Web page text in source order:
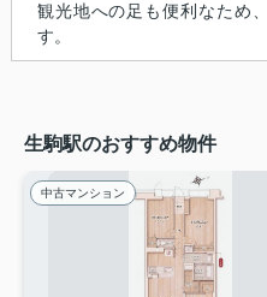
観光地への足も便利なため
す。
生駒駅のおすすめ物件
中古マンション